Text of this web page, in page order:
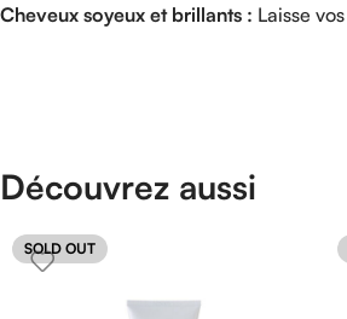
Cheveux soyeux et brillants : Laisse
Découvrez aussi
SOLD OUT